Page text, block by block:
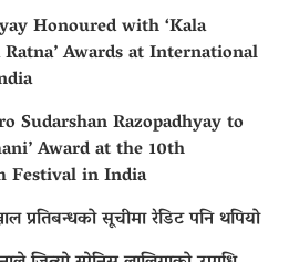
Honoured with ‘Kala
Awards at International
Sudarshan Razopadhyay to
Award at the 10th
Festival in India
प्रतिबन्धको सूचीमा रेडिट पनि थपियो